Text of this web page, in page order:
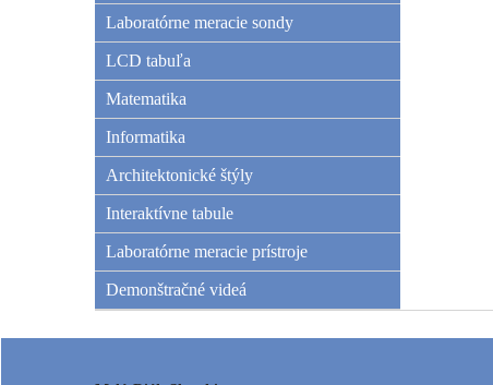
Laboratórne meracie sondy
LCD tabuľa
Matematika
Informatika
Architektonické štýly
Interaktívne tabule
Laboratórne meracie prístroje
Demonštračné videá